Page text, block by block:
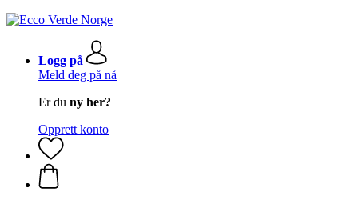
Logg på
Meld deg på nå
Er du ny her?
Opprett konto